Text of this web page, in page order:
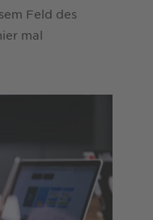
Feld des
mal